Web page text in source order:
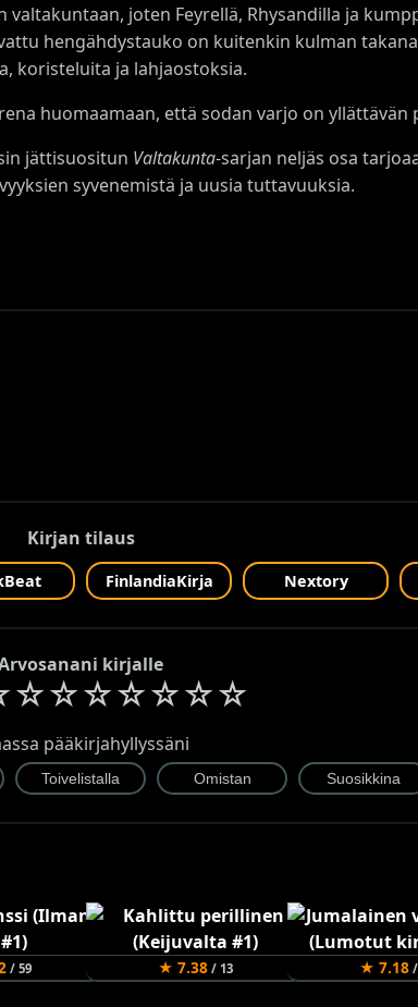
valtakuntaan, joten Feyrellä, Rhysandilla ja
hengähdystauko on kuitenkin kulman
koristeluita ja lahjaostoksia.
huomaamaan, että sodan varjo on yllättävän
jättisuositun Valtakunta-sarjan neljäs osa
syvenemistä ja uusia tuttavuuksia.
Kirjan tilaus
FinlandiaKirja Nextory
kirjalle
☆☆☆☆☆☆☆
pääkirjahyllyssäni
/ 59 ★ 7.38/ 13 ★ 7.18/